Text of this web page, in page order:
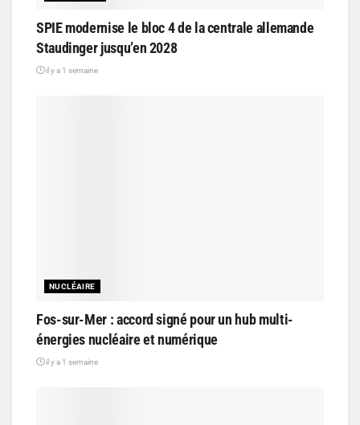
SPIE modernise le bloc 4 de la centrale allemande
Staudinger jusqu’en 2028
il y a 1 semaine
NUCLÉAIRE
Fos-sur-Mer : accord signé pour un hub multi-
énergies nucléaire et numérique
il y a 1 semaine